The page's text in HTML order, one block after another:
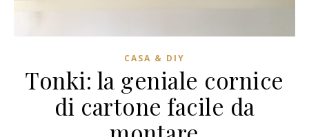
CASA & DIY
Tonki: la geniale cornice
di cartone facile da